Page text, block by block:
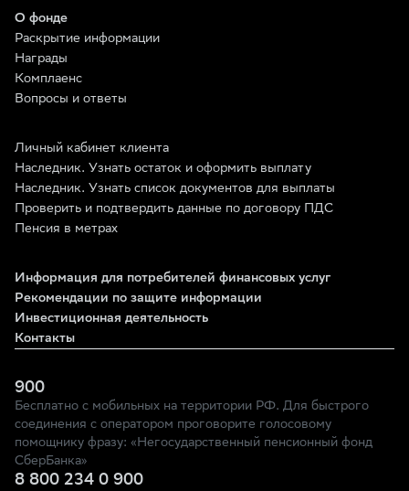
О фонде
Раскрытие информации
Награды
Комплаенс
Вопросы и ответы
Личный кабинет клиента
Наследник. Узнать остаток и оформить выплату
Наследник. Узнать список документов для выплаты
Проверить и подтвердить данные по договору ПДС
Пенсия в метрах
Информация для потребителей финансовых услуг
Рекомендации по защите информации
Инвестиционная деятельность
Контакты
900
Бесплатно с мобильных на территории РФ. Для быстрого
соединения с оператором проговорите голосовому
помощнику фразу: «Негосударственный пенсионный фонд
СберБанка»
8 800 234 0 900